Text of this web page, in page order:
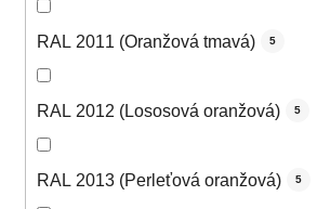
RAL 2011 (Oranžová tmavá) 5
RAL 2012 (Lososová oranžová) 5
RAL 2013 (Perleťová oranžová) 5